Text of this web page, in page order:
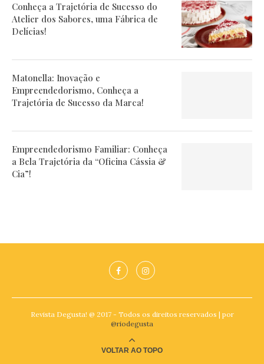
Conheça a Trajetória de Sucesso do
Atelier dos Sabores, uma Fábrica de
Delícias!
Matonella: Inovação e
Empreendedorismo, Conheça a
Trajetória de Sucesso da Marca!
Empreendedorismo Familiar: Conheça
a Bela Trajetória da “Oficina Cássia &
Cia”!
Revista Degusta! @ 2017 - Todos os direitos reservados | por
@riodegusta
VOLTAR AO TOPO